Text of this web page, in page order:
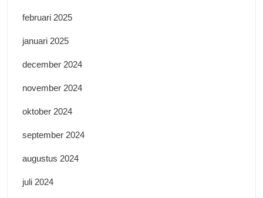
februari 2025
januari 2025
december 2024
november 2024
oktober 2024
september 2024
augustus 2024
juli 2024